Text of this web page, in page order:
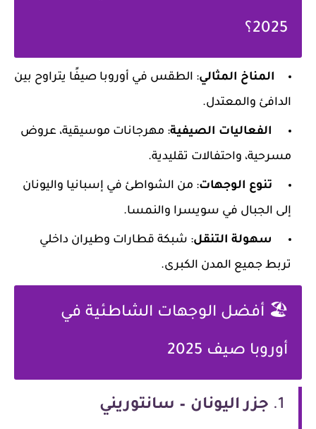
2025؟
المناخ المثالي: الطقس في أوروبا صيفًا يتراوح بين
الدافئ والمعتدل.
الفعاليات الصيفية: مهرجانات موسيقية، عروض
مسرحية، واحتفالات تقليدية.
تنوع الوجهات: من الشواطئ في إسبانيا واليونان
إلى الجبال في سويسرا والنمسا.
سهولة التنقل: شبكة قطارات وطيران داخلي
تربط جميع المدن الكبرى.
🏖️ أفضل الوجهات الشاطئية في
أوروبا صيف 2025
1.
جزر اليونان – سانتوريني